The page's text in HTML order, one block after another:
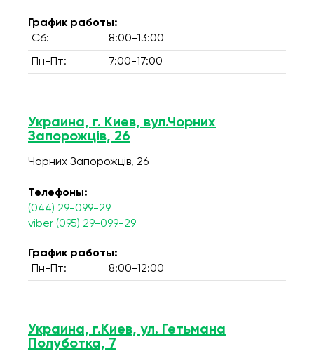
График работы:
Сб:
8:00-13:00
Пн-Пт: 7:00-17:00
Украина, г. Киев, вул.Чорних
Запорожців, 26
Чорних Запорожців, 26
Телефоны:
(044) 29-099-29
viber (095) 29-099-29
График работы:
Пн-Пт:
8:00-12:00
Украина, г.Киев, ул. Гетьмана
Полуботка, 7